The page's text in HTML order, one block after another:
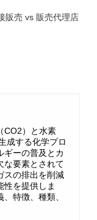
販売 vs 販売代理店
CO2）と水素
成する化学プロ
ギーの普及とカ
な要素とされて
スの排出を削減
性を提供しま
特徴、種類、